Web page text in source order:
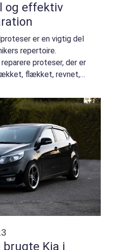
og effektiv
er en vigtig del
repertoire.
proteser, der er
flækket, revnet,
af normal slitage
brugte Kia i